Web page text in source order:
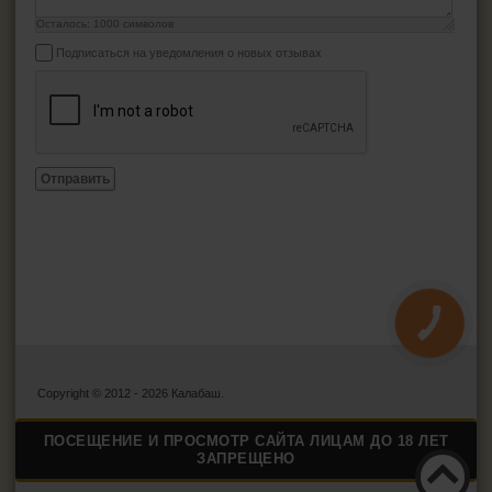
Осталось: 1000 символов
Подписаться на уведомления о новых отзывах
Отправить
Copyright © 2012 - 2026 Калабаш.
ПОСЕЩЕНИЕ И ПРОСМОТР САЙТА ЛИЦАМ ДО 18 ЛЕТ
ЗАПРЕЩЕНО
КНОПКА
ЗВ'ЯЗКУ